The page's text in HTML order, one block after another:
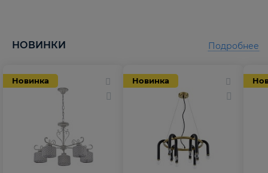
НОВИНКИ
Новинка Новинка
Подробнее